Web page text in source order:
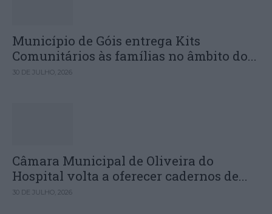
Município de Góis entrega Kits
Comunitários às famílias no âmbito do...
30 DE JULHO, 2026
Câmara Municipal de Oliveira do
Hospital volta a oferecer cadernos de...
30 DE JULHO, 2026